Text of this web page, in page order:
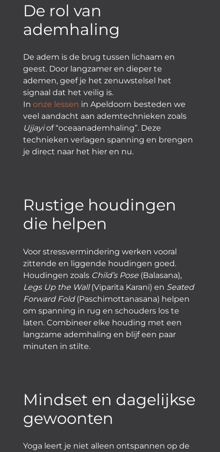
De rol van
ademhaling
De adem is de brug tussen lichaam en
geest. Door langzamer en dieper te
ademen, geef je het zenuwstelsel het
signaal dat het veilig is.
In onze lessen in Apeldoorn besteden we
veel aandacht aan ademtechnieken zoals
Ujjayiof “oceaanademhaling”. Deze
technieken verlagen spanning en brengen
je direct naar het hier en nu.
Rustige houdingen
die helpen
Voor stressvermindering werken vooral
zittende en liggende houdingen goed.
Houdingen zoals Child’s Pose(Balasana),
Legs Up the Wall(Viparita Karani) en Seated
Forward Fold(Paschimottanasana) helpen
om spanning in rug en schouders los te
laten. Combineer elke houding met een
langzame ademhaling en blijf een paar
minuten in stilte.
Mindset en dagelijkse
gewoonten
Yoga leert je niet alleen ontspannen op de